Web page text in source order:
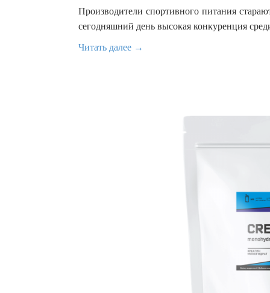
Производители спортивного питания
сегодняшний день высокая конкуренция
Читать далее →